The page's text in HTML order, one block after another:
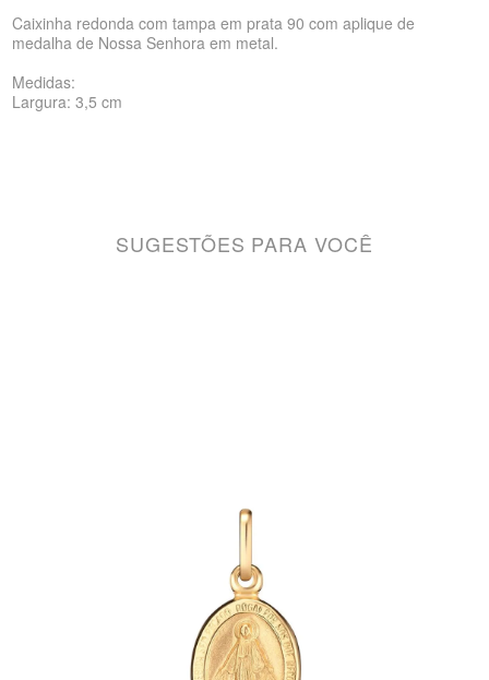
Caixinha redonda com tampa em prata 90 com aplique de
medalha de Nossa Senhora em metal.
Medidas:
Largura: 3,5 cm
SUGESTÕES PARA VOCÊ